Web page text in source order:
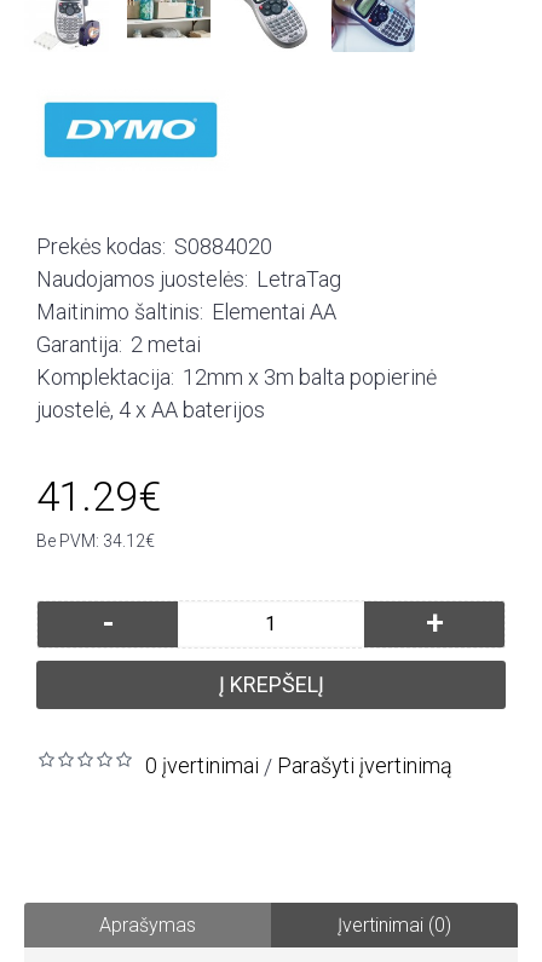
Prekės kodas: S0884020
Naudojamos juostelės: LetraTag
Maitinimo šaltinis: Elementai AA
Garantija: 2 metai
Komplektacija: 12mm x 3m balta popierinė
juostelė, 4 x AA baterijos
41.29€
Be PVM: 34.12€
- +
Į KREPŠELĮ
0 įvertinimai / Parašyti įvertinimą
Aprašymas Įvertinimai (0)